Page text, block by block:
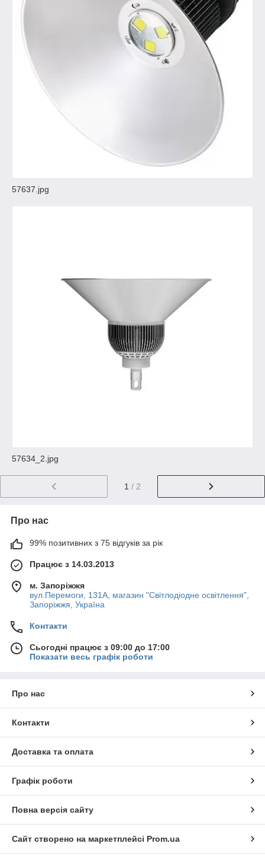
57637.jpg
57634_2.jpg
1 / 2
Про нас
99% позитивних з 75 відгуків за рік
Працює з 14.03.2013
м. Запоріжжя
вул.Перемоги, 131А, магазин "Світлодіодне освітлення",
Запоріжжя, Україна
Контакти
Сьогодні працює з 09:00 до 17:00
Показати весь графік роботи
Про нас
Контакти
Доставка та оплата
Графік роботи
Повна версія сайту
Сайт створено на маркетплейсі Prom.ua